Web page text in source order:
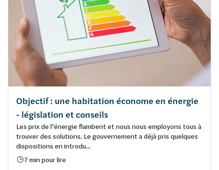
Objectif : une habitation économe en énergie
- législation et conseils
Les prix de l’énergie flambent et nous nous employons tous à
trouver des solutions. Le gouvernement a déjà pris quelques
dispositions en introdu...
7 min pour lire